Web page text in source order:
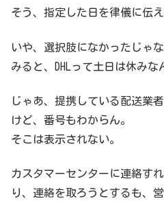
そう、指定した日を律儀に伝
いや、選択肢になかったじゃ
みると、DHLって土日は休みな
じゃあ、提携している配送業
けど、番号もわからん。
そこは表示されない。
カスタマーセンターに連絡す
り、連絡を取ろうとするも、